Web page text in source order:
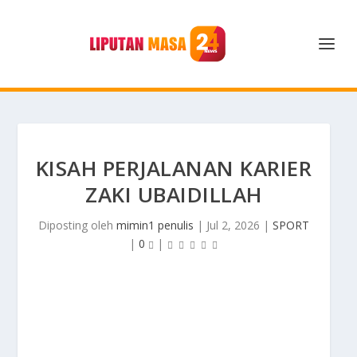
KISAH PERJALANAN KARIER
ZAKI UBAIDILLAH
Diposting oleh mimin1 penulis | Jul 2, 2026 | SPORT
| 0 |